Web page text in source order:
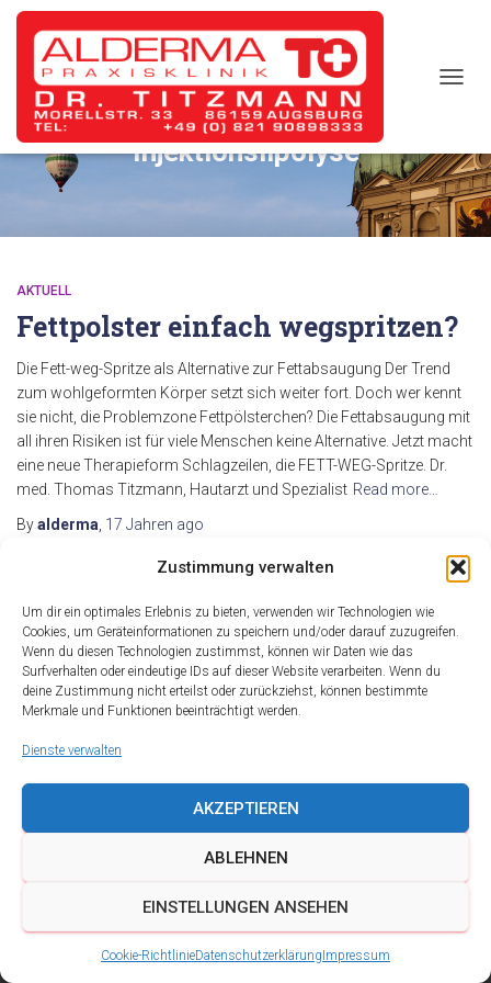
Zustimmung verwalten
Um dir ein optimales Erlebnis zu bieten, verwenden wir Technologien wie
Cookies, um Geräteinformationen zu speichern und/oder darauf zuzugreifen.
Wenn du diesen Technologien zustimmst, können wir Daten wie das
Surfverhalten oder eindeutige IDs auf dieser Website verarbeiten. Wenn du
deine Zustimmung nicht erteilst oder zurückziehst, können bestimmte
Merkmale und Funktionen beeinträchtigt werden.
Dienste verwalten
AKZEPTIEREN
ABLEHNEN
EINSTELLUNGEN ANSEHEN
Cookie-RichtlinieDatenschutzerklärung Impressum
Injektionslipolyse
AKTUELL
Fettpolster einfach wegspritzen?
Die Fett-weg-Spritze als Alternative zur Fettabsaugung Der Trend
zum wohlgeformten Körper setzt sich weiter fort. Doch wer kennt
sie nicht, die Problemzone Fettpölsterchen? Die Fettabsaugung mit
all ihren Risiken ist für viele Menschen keine Alternative. Jetzt macht
eine neue Therapieform Schlagzeilen, die FETT-WEG-Spritze. Dr.
med. Thomas Titzmann, Hautarzt und Spezialist Read more…
Byalderma 17 Jahren ago